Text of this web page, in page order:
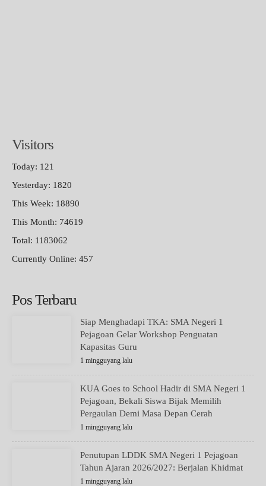
Visitors
Today: 121
Yesterday: 1820
This Week: 18890
This Month: 74619
Total: 1183062
Currently Online: 457
Pos Terbaru
Siap Menghadapi TKA: SMA Negeri 1
Pejagoan Gelar Workshop Penguatan
Kapasitas Guru
1 mingguyang lalu
KUA Goes to School Hadir di SMA Negeri 1
Pejagoan, Bekali Siswa Bijak Memilih
Pergaulan Demi Masa Depan Cerah
1 mingguyang lalu
Penutupan LDDK SMA Negeri 1 Pejagoan
Tahun Ajaran 2026/2027: Berjalan Khidmat
1 mingguyang lalu